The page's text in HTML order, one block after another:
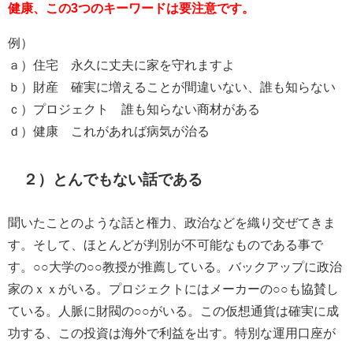
健康、この3つのキーワードは要注意です。
例）
ａ）住宅 永久に丈夫に家を守れますよ
ｂ）財産 確実に増えることが間違いない、誰も知らない
ｃ）プロジェクト 誰も知らない商材がある
ｄ）健康 これがあれば病気が治る
２）とんでもない話である
聞いたことのような話と権力、政治などを織り交ぜてきま
す。そして、ほとんどが判別が不可能なものである事で
す。○○大学の○○教授が推薦している。バックアップに政治
家のｘｘがいる。プロジェクトにはメーカーの○○も協賛し
ている。人脈に財閥の○○がいる。この仮想通貨は確実に成
功する、この投資は海外で利益を出す。特別な運用口座が